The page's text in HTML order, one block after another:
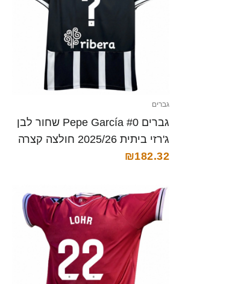
גברים
גברים Pepe García #0 שחור לבן
ג'רזי ביתית 2025/26 חולצה קצרה
₪182.32